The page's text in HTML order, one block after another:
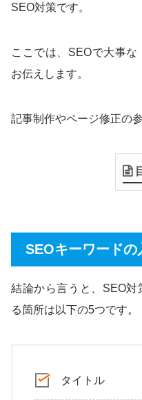
SEO対策です。
ここでは、SEOで大事
お伝えします。
記事制作やページ修正の
SEOキーワードの
結論から言うと、SEO
る箇所は以下の5つです。
タイトル